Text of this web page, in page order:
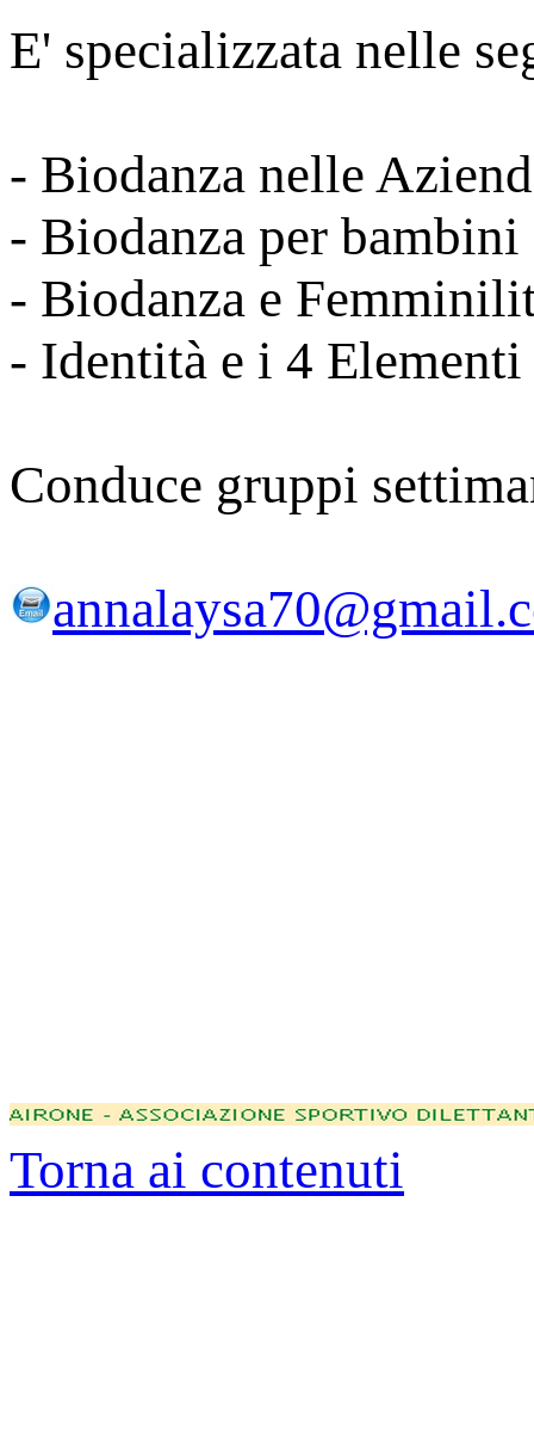
E' specializzata nelle
- Biodanza nelle
- Biodanza per bambini
- Biodanza e
- Identità e i 4
Conduce gruppi
Torna ai contenuti